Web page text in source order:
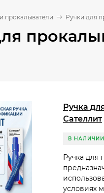
прокалыватели Ручки для
Ручка
Сателлит
В НАЛИЧИИ
Ручка для
условиях